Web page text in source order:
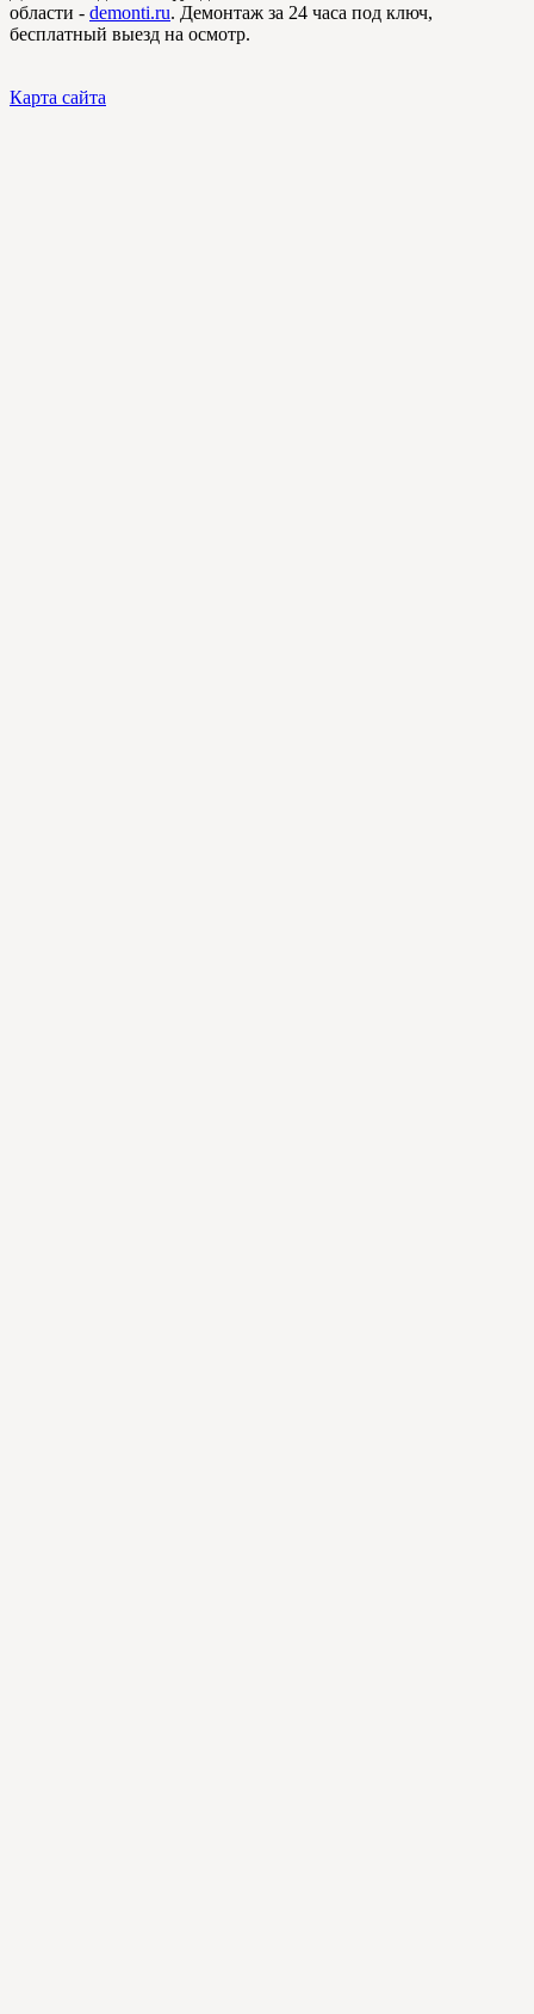
области - demonti.ru. Демонтаж за 24 часа под ключ,
бесплатный выезд на осмотр.
Карта сайта